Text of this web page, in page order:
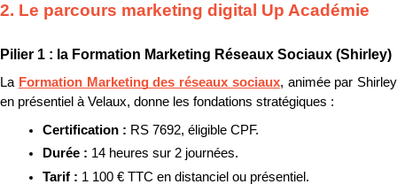
2. Le parcours marketing digital Up Académie
Pilier 1 : la Formation Marketing Réseaux Sociaux (Shirley)
La Formation Marketing des réseaux sociaux, animée par Shirley
en présentiel à Velaux, donne les fondations stratégiques :
Certification : RS 7692, éligible CPF.
Durée : 14 heures sur 2 journées.
Tarif : 1 100 € TTC en distanciel ou présentiel.